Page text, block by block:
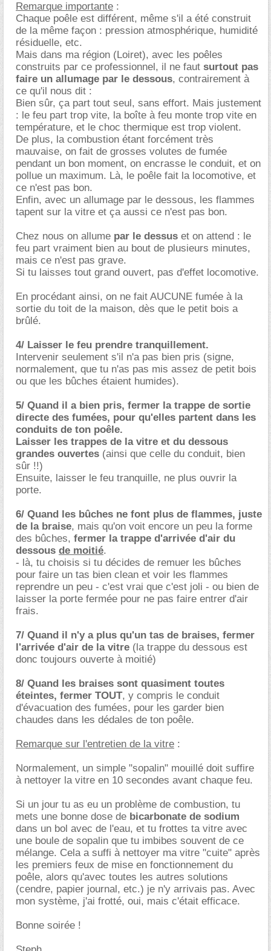
Remarque importante :
Chaque poêle est différent, même s'il a été construit
de la même façon : pression atmosphérique, humidité
résiduelle, etc.
Mais dans ma région (Loiret), avec les poêles
construits par ce professionnel, il ne faut surtout pas
faire un allumage par le dessous, contrairement à
ce qu'il nous dit :
Bien sûr, ça part tout seul, sans effort. Mais justement
: le feu part trop vite, la boîte à feu monte trop vite en
température, et le choc thermique est trop violent.
De plus, la combustion étant forcément très
mauvaise, on fait de grosses volutes de fumée
pendant un bon moment, on encrasse le conduit, et on
pollue un maximum. Là, le poêle fait la locomotive, et
ce n'est pas bon.
Enfin, avec un allumage par le dessous, les flammes
tapent sur la vitre et ça aussi ce n'est pas bon.
Chez nous on allume par le dessus et on attend : le
feu part vraiment bien au bout de plusieurs minutes,
mais ce n'est pas grave.
Si tu laisses tout grand ouvert, pas d'effet locomotive.
En procédant ainsi, on ne fait AUCUNE fumée à la
sortie du toit de la maison, dès que le petit bois a
brûlé.
4/ Laisser le feu prendre tranquillement.
Intervenir seulement s'il n'a pas bien pris (signe,
normalement, que tu n'as pas mis assez de petit bois
ou que les bûches étaient humides).
5/ Quand il a bien pris, fermer la trappe de sortie
directe des fumées, pour qu'elles partent dans les
conduits de ton poêle.
Laisser les trappes de la vitre et du dessous
grandes ouvertes (ainsi que celle du conduit, bien
sûr !!)
Ensuite, laisser le feu tranquille, ne plus ouvrir la
porte.
6/ Quand les bûches ne font plus de flammes, juste
de la braise, mais qu'on voit encore un peu la forme
des bûches, fermer la trappe d'arrivée d'air du
dessous de moitié.
- là, tu choisis si tu décides de remuer les bûches
pour faire un tas bien clean et voir les flammes
reprendre un peu - c'est vrai que c'est joli - ou bien de
laisser la porte fermée pour ne pas faire entrer d'air
frais.
7/ Quand il n'y a plus qu'un tas de braises, fermer
l'arrivée d'air de la vitre (la trappe du dessous est
donc toujours ouverte à moitié)
8/ Quand les braises sont quasiment toutes
éteintes, fermer TOUT, y compris le conduit
d'évacuation des fumées, pour les garder bien
chaudes dans les dédales de ton poêle.
Remarque sur l'entretien de la vitre :
Normalement, un simple "sopalin" mouillé doit suffire
à nettoyer la vitre en 10 secondes avant chaque feu.
Si un jour tu as eu un problème de combustion, tu
mets une bonne dose de bicarbonate de sodium
dans un bol avec de l'eau, et tu frottes ta vitre avec
une boule de sopalin que tu imbibes souvent de ce
mélange. Cela a suffi à nettoyer ma vitre "cuite" après
les premiers feux de mise en fonctionnement du
poêle, alors qu'avec toutes les autres solutions
(cendre, papier journal, etc.) je n'y arrivais pas. Avec
mon système, j'ai frotté, oui, mais c'était efficace.
Bonne soirée !